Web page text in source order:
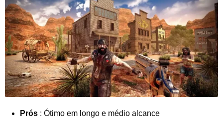
Prós : Ótimo em longo e médio alcance